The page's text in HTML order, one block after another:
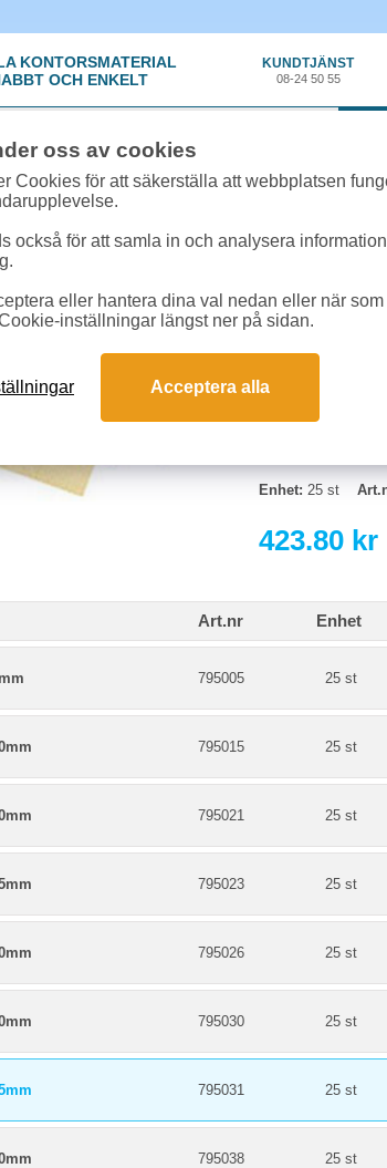
KONTORSMATERIAL
OCH ENKELT
KUNDTJÄNST
08-24 50 55
Emballage »Wellpapplådor»Wellåda 380x285x285mm
Wellåda
Kartong/wellåda
0201.
Bredd:285mm
Höjd:
Enhet: 25 st
423.80 kr
Art.nr Enhet
795005 25 st
795015 25 st
795021 25 st
795023 25 st
795026 25 st
795030 25 st
795031 25 st
795038 25 st
oss av cookies
Cookies för att säkerställa att webbplatsen
också för att samla in och analysera
eller hantera dina val nedan eller när
inställningar längst ner på sidan.
Acceptera alla